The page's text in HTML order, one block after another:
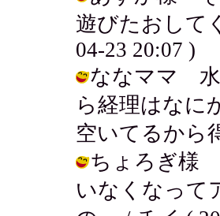
遊びたおして
04-23 20:07 )
ななママ 水
ら経理はなに
空いてるから
ちょろぎ様
いなくなって